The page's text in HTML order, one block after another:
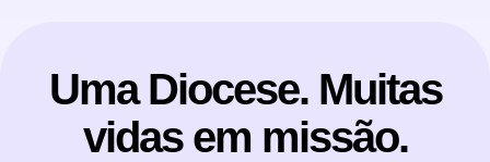
Uma Diocese. Muitas
vidas em missão.